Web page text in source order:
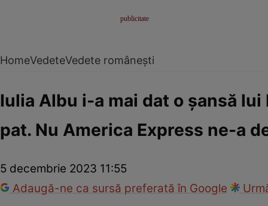
HomeVedeteVedete românești
Iulia Albu i-a mai dat o șansă
pat. Nu America Express ne-a
5 decembrie 2023 11:55
Adaugă-ne ca sursă preferată în Google